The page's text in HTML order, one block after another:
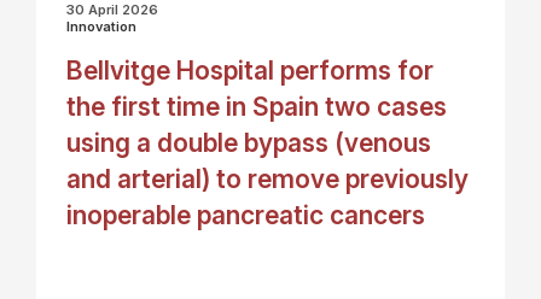
30 April 2026
Innovation
Bellvitge Hospital performs for
the first time in Spain two cases
using a double bypass (venous
and arterial) to remove previously
inoperable pancreatic cancers